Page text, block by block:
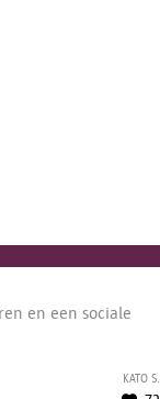
en een sociale
Kato S.